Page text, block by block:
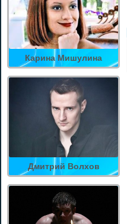
Карина Мишулина
Дмитрий Волхов